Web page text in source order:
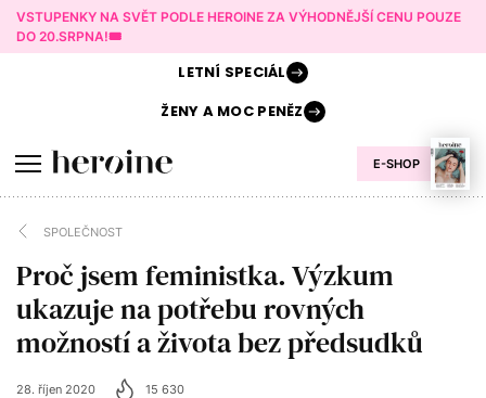
VSTUPENKY NA SVĚT PODLE HEROINE ZA VÝHODNĚJŠÍ CENU POUZE
DO 20.SRPNA!🎟️
E-SHOP
LETNÍ SPECIÁL
ŽENY AMOC PENĚZ
SPOLEČNOST
Proč jsem feministka. Výzkum
ukazuje na potřebu rovných
možností a života bez předsudků
28. říjen 2020 15 630